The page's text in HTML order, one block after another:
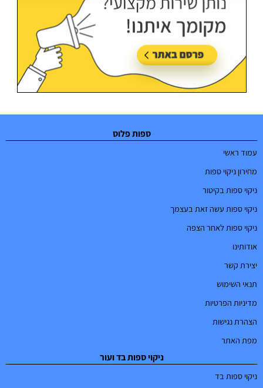
ספות פלוס
עמוד ראשי
מחירון ניקוי ספות
ניקוי ספות בקיטור
ניקוי ספות עשה זאת בעצמך
ניקוי ספות לאחר הצפה
אודותינו
יצירת קשר
תנאי השימוש
מדיניות הפרטיות
הצהרת נגישות
מפת האתר
ניקוי ספות בד ועור
ניקוי ספות בד